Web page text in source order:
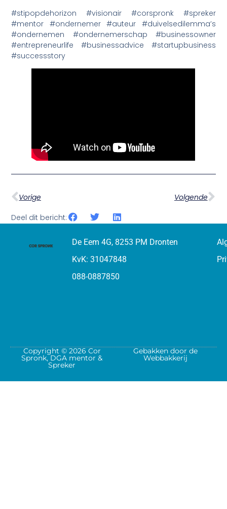
#stipopdehorizon #visionair #corspronk #spreker
#mentor #ondernemer #auteur #duivelsedilemma’s
#ondernemen #ondernemerschap #businessowner
#entrepreneurlife #businessadvice #startupbusiness
#successstory
Vorige Volgende
Deel dit bericht:
De Eem 4G, 8253 PM Dronten
KvK: 31047848
088-0887850
Copyright © 2026 Cor
Spronk, DGA mentor &
Spreker
Gebakken door de
Webbakkerij